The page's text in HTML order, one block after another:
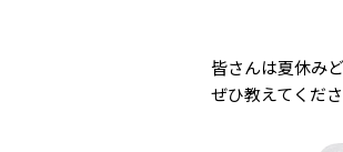
皆さんは夏休み
ぜひ教えてくだ